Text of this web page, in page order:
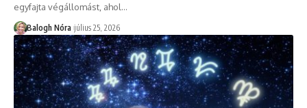
egyfajta végállomást, ahol…
Balogh Nóra július 25, 2026